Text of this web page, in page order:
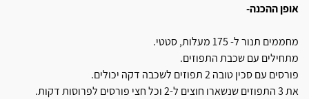
אופן ההכנה-
מחממים תנור ל- 175 מעלות, סטטי.
מתחילים עם שכבת התפוזים.
פורסים עם סכין טובה 2 תפוזים לשכבה דקה יכולים.
את 3 התפוזים שנשארו חוצים ל-2 וכל חצי פורסים לפרוסות דקות.